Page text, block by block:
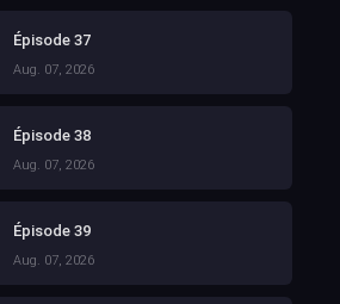
Épisode 37
Aug. 07, 2026
Épisode 38
Aug. 07, 2026
Épisode 39
Aug. 07, 2026